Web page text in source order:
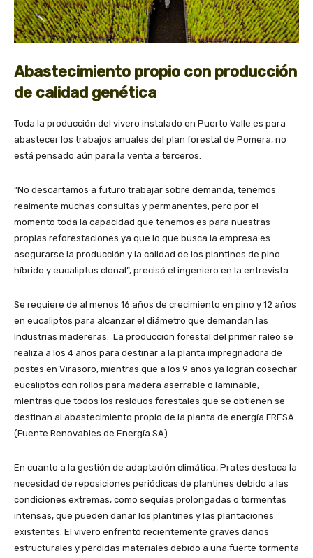
Abastecimiento propio con producción
de calidad genética
Toda la producción del vivero instalado en Puerto Valle es para
abastecer los trabajos anuales del plan forestal de Pomera, no
está pensado aún para la venta a terceros.
“No descartamos a futuro trabajar sobre demanda, tenemos
realmente muchas consultas y permanentes, pero por el
momento toda la capacidad que tenemos es para nuestras
propias reforestaciones ya que lo que busca la empresa es
asegurarse la producción y la calidad de los plantines de pino
híbrido y eucaliptus clonal”, precisó el ingeniero en la entrevista.
Se requiere de al menos 16 años de crecimiento en pino y 12 años
en eucaliptos para alcanzar el diámetro que demandan las
Industrias madereras. La producción forestal del primer raleo se
realiza a los 4 años para destinar a la planta impregnadora de
postes en Virasoro, mientras que a los 9 años ya logran cosechar
eucaliptos con rollos para madera aserrable o laminable,
mientras que todos los residuos forestales que se obtienen se
destinan al abastecimiento propio de la planta de energía FRESA
(Fuente Renovables de Energía SA).
En cuanto a la gestión de adaptación climática, Prates destaca la
necesidad de reposiciones periódicas de plantines debido a las
condiciones extremas, como sequías prolongadas o tormentas
intensas, que pueden dañar los plantines y las plantaciones
existentes. El vivero enfrentó recientemente graves daños
estructurales y pérdidas materiales debido a una fuerte tormenta